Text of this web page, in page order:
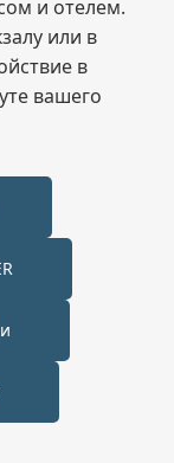
и отелем.
или в
в
вашего